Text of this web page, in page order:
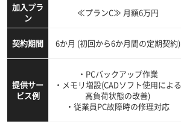
加入プラ
ン
≪プランC≫ 月額6万円
契約期間 6か月 (初回から6か月間の定期契約)
提供サー
ビス例
・PCバックアップ作業
・メモリ増設(CADソフト使用による
高負荷状態の改善)
・従業員PC故障時の修理対応